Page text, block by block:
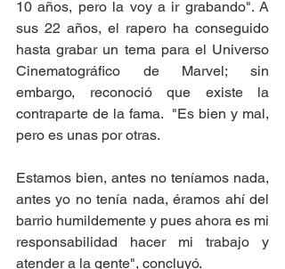
10 años, pero la voy a ir grabando". A
sus 22 años, el rapero ha conseguido
hasta grabar un tema para el Universo
Cinematográfico de Marvel; sin
embargo, reconoció que existe la
contraparte de la fama.  "Es bien y mal,
pero es unas por otras.
Estamos bien, antes no teníamos nada,
antes yo no tenía nada, éramos ahí del
barrio humildemente y pues ahora es mi
responsabilidad hacer mi trabajo y
atender a la gente", concluyó.